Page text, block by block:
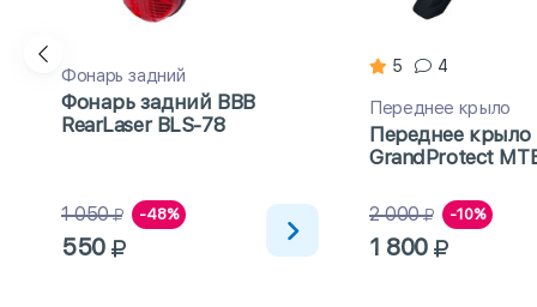
Фонарь задний
Фонарь задний BBB
RearLaser BLS-78
1 050 -48%
550
5 4
Переднее крыло
Переднее крыло
GrandProtect
2 000 -10%
1 800